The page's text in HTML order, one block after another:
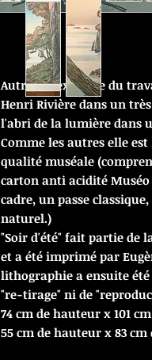
Autre bel exemple du
Henri Rivière dans un
l'abri de la lumière dans
Comme les autres elle
qualité muséale
carton anti acidité
cadre, un passe
naturel.)
"Soir d'été" fait partie de
et a été imprimé par
lithographie a ensuite
"re-tirage" ni de
74 cm de hauteur x 101
55 cm de hauteur x 83